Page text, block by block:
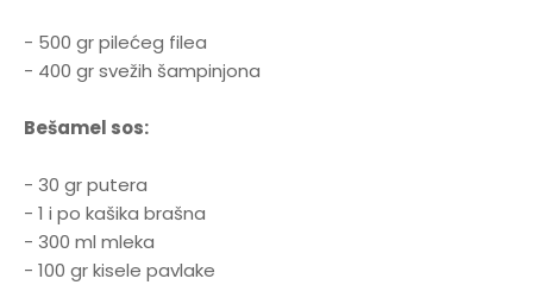
- 500 gr pilećeg filea
- 400 gr svežih šampinjona
Bešamel sos:
- 30 gr putera
- 1 i po kašika brašna
- 300 ml mleka
- 100 gr kisele pavlake